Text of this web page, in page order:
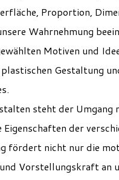
Proportion,
Wahrnehmung
Motiven und
Gestaltung
steht der Umgang
der
fördert nicht nurdie
Vorstellungskraftan